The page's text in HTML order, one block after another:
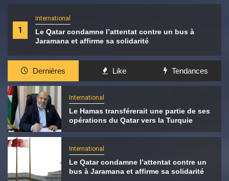
1
International
Le Qatar condamne l’attentat contre un bus à
Jaramana et affirme sa solidarité
Dernières Like Tendances
International
Le Hamas transférerait une partie de ses
opérations du Qatar vers la Turquie
International
Le Qatar condamne l’attentat contre un
bus à Jaramana et affirme sa solidarité